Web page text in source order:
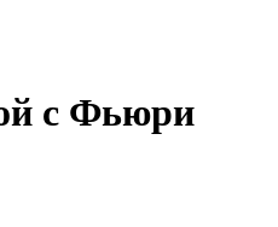
с Фьюри